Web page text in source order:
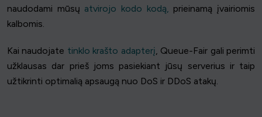
naudodami mūsų atvirojo kodo kodą, prieinamą įvairiomis
kalbomis.
Kai naudojate tinklo krašto adapterį, Queue-Fair gali perimti
užklausas dar prieš joms pasiekiant jūsų serverius ir taip
užtikrinti optimalią apsaugą nuo DoS ir DDoS atakų.